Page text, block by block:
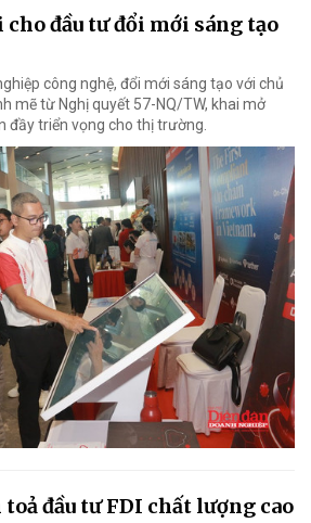
đầu tư đổi mới sáng tạo
công nghệ, đổi mới sáng tạo với chủ
mẽ từ Nghị quyết 57-NQ/TW, khai mở
đầy triển vọng cho thị trường.
đầu tư FDI chất lượng cao